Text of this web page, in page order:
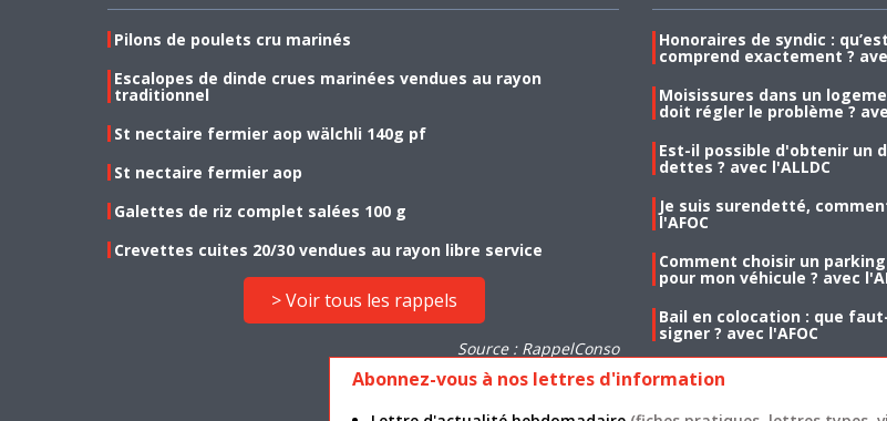
Pilons de poulets cru marinés
Escalopes de dinde crues marinées vendues au rayon
traditionnel
St nectaire fermier aop wälchli 140g pf
St nectaire fermier aop
Galettes de riz complet salées 100 g
Crevettes cuites 20/30 vendues au rayon libre service
> Voir tous les rappels
Source : RappelConso
Honoraires de syndic :
comprend exactement ?
Moisissures dans un
doit régler le problème ?
Est-il possible d'obtenir un
dettes ? avec l'ALLDC
Je suis surendetté,
l'AFOC
Comment choisir un
pour mon véhicule ? avec
Bail en colocation : que
signer ? avec l'AFOC
Abonnez-vous à nos lettres d'information